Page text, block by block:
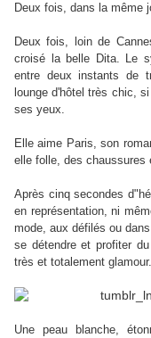
Deux fois, dans la même
Deux fois, loin de
croisé la belle Dita. Le
entre deux instants de
lounge d'hôtel très chic,
ses yeux.
Elle aime Paris, son
elle folle, des chaussures
Après cinq secondes
en représentation, ni
mode, aux défilés ou
se détendre et profiter
très et totalement glamour.
Une peau blanche,